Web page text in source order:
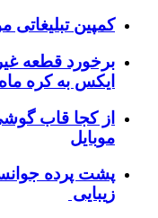
کمپین
ایکس به کره
از کجا قاب
موبایل
پشت پرده
زیبایی